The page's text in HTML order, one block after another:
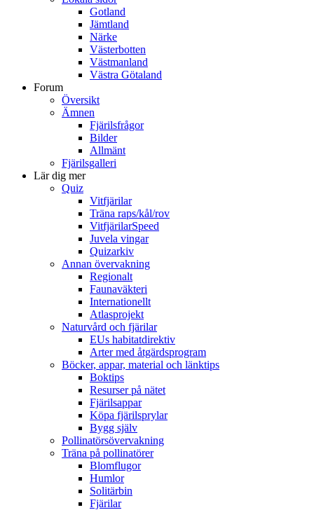
Gotland
Jämtland
Närke
Västerbotten
Västmanland
Västra Götaland
Forum
Översikt
Ämnen
Fjärilsfrågor
Bilder
Allmänt
Fjärilsgalleri
Lär dig mer
Quiz
Vitfjärilar
Träna raps/kål/rov
VitfjärilarSpeed
Juvela vingar
Quizarkiv
Annan övervakning
Regionalt
Faunaväkteri
Internationellt
Atlasprojekt
Naturvård och fjärilar
EUs habitatdirektiv
Arter med åtgärdsprogram
Böcker, appar, material och länktips
Boktips
Resurser på nätet
Fjärilsappar
Köpa fjärilsprylar
Bygg själv
Pollinatörsövervakning
Träna på pollinatörer
Blomflugor
Humlor
Solitärbin
Fjärilar